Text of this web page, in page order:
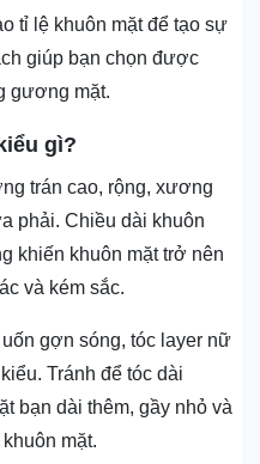
tỉ lệ khuôn mặt để tạo sự
giúp bạn chọn được
gương mặt.
gì?
trán cao, rộng, xương
phải. Chiều dài khuôn
khiến khuôn mặt trở nên
và kém sắc.
gợn sóng, tóc layer nữ
Tránh để tóc dài
bạn dài thêm, gầy nhỏ và
mặt.